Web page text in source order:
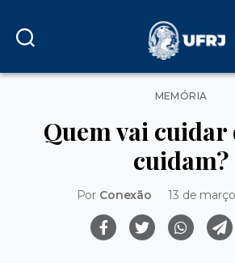
Categorias
MEMÓRIA
Quem vai cuidar
cuidam?
Por Conexão 13 de